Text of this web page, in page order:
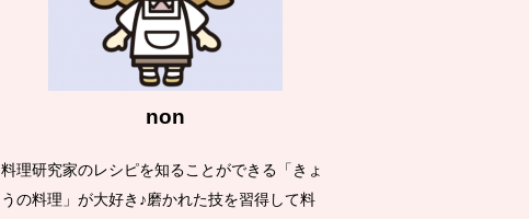
non
料理研究家のレシピを知ることができる「きょ
うの料理」が大好き♪磨かれた技を習得して料